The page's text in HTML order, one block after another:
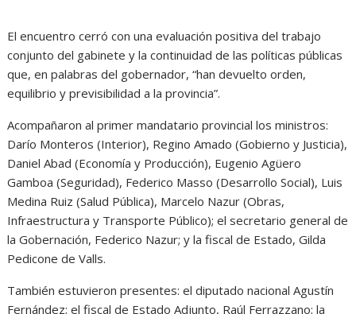
El encuentro cerró con una evaluación positiva del trabajo
conjunto del gabinete y la continuidad de las políticas públicas
que, en palabras del gobernador, “han devuelto orden,
equilibrio y previsibilidad a la provincia”.
Acompañaron al primer mandatario provincial los ministros:
Darío Monteros (Interior), Regino Amado (Gobierno y Justicia),
Daniel Abad (Economía y Producción), Eugenio Agüero
Gamboa (Seguridad), Federico Masso (Desarrollo Social), Luis
Medina Ruiz (Salud Pública), Marcelo Nazur (Obras,
Infraestructura y Transporte Público); el secretario general de
la Gobernación, Federico Nazur; y la fiscal de Estado, Gilda
Pedicone de Valls.
También estuvieron presentes: el diputado nacional Agustín
Fernández; el fiscal de Estado Adjunto, Raúl Ferrazzano; la